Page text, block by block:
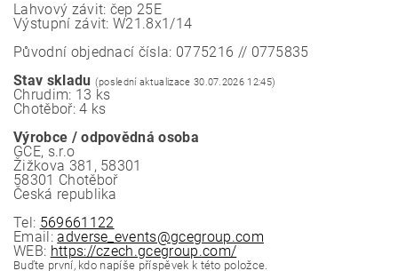
Lahvový závit: čep 25E
Výstupní závit: W21.8x1/14
Původní objednací čísla: 0775216 // 0775835
Stav skladu (poslední aktualizace 30.07.2026 12:45)
Chrudim: 13 ks
Chotěboř: 4 ks
Výrobce / odpovědná osoba
GCE, s.r.o
Žižkova 381, 58301
58301 Chotěboř
Česká republika
Tel: 569661122
Email:adverse_events@gcegroup.com
WEB: https://czech.gcegroup.com/
Buďte první, kdo napíše příspěvek k této položce.